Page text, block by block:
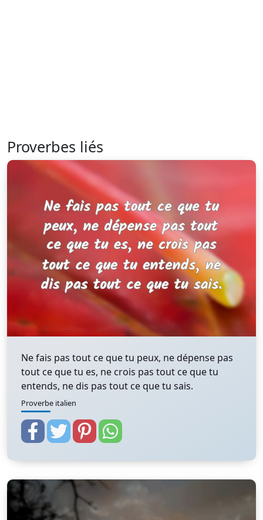
Proverbes liés
Ne fais pas tout ce que tu peux, ne dépense pas
tout ce que tu es, ne crois pas tout ce que tu
entends, ne dis pas tout ce que tu sais.
Proverbe italien